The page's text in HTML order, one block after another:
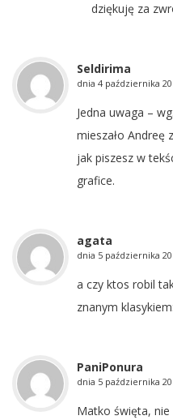
dziękuję za
Seldirima
dnia 4 października
Jedna uwaga –
mieszało Andreę
jak piszesz w
grafice.
agata
dnia 5 października
a czy ktos robil
znanym
PaniPonura
dnia 5 października
Matko święta, nie